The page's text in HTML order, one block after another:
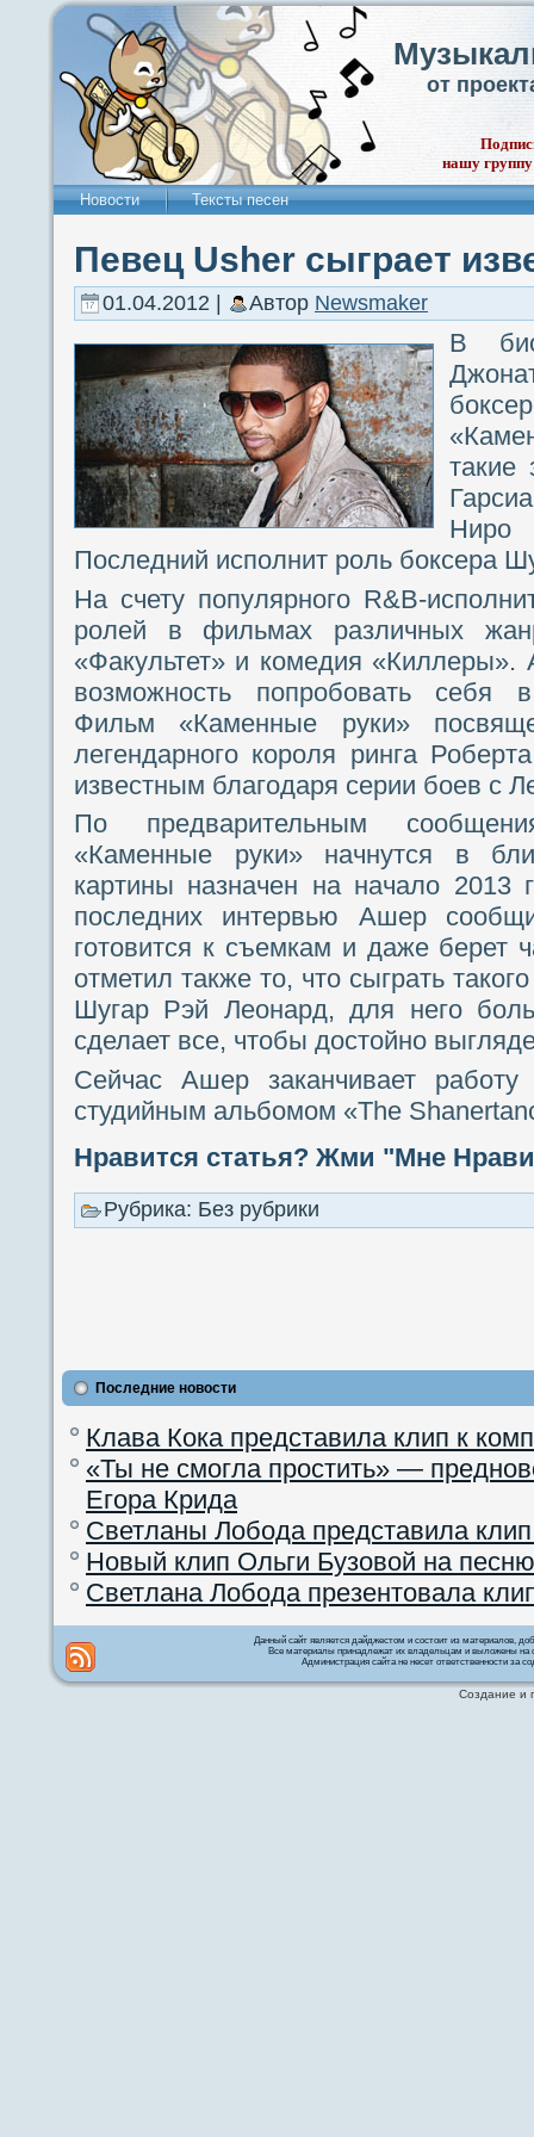
от
нашу
Новости Тексты песен
Певец Usher сыграет
01.04.2012 | Автор Newsmaker
В
такие
Последний исполнит роль боксера
На счету популярного R&B-
ролей в фильмах различных
«Факультет» и комедия
возможность попробовать себя
Фильм «Каменные руки»
легендарного короля ринга
известным благодаря серии боев с
По предварительным
«Каменные руки» начнутся в
картины назначен на начало
последних интервью Ашер
готовится к съемкам и даже берет
отметил также то, что сыграть
Шугар Рэй Леонард, для него
сделает все, чтобы достойно
Сейчас Ашер заканчивает
студийным альбомом «The
Нравится статья? Жми "Мне
Рубрика: Без рубрики
Последние новости
Клава Кока представила клип к
«Ты не смогла простить» —
Егора Крида
Светланы Лобода представила
Новый клип Ольги Бузовой на
Светлана Лобода презентовала
Данный сайт является дайджестом и состоит из материалов,
Все материалы принадлежат их владельцам и выложены на
Администрация сайта не несет ответственности за
Создание и